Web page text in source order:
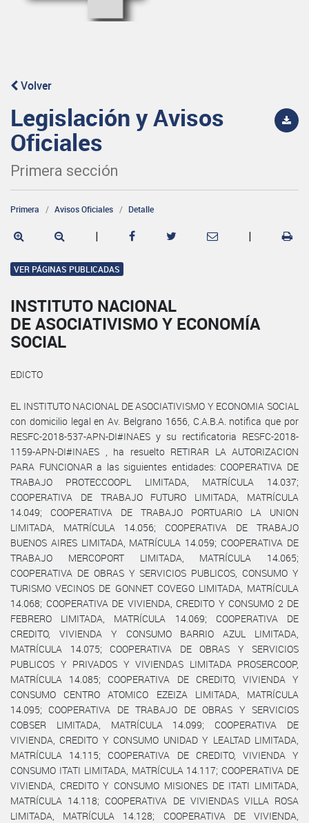
Volver
Legislación y Avisos
Oficiales
Primera sección
Primera Avisos Oficiales Detalle
| |
VER PÁGINAS PUBLICADAS
INSTITUTO NACIONAL
DE ASOCIATIVISMO Y ECONOMÍA
SOCIAL
EDICTO
EL INSTITUTO NACIONAL DE ASOCIATIVISMO Y ECONOMIA SOCIAL
con domicilio legal en Av. Belgrano 1656, C.A.B.A. notifica que por
RESFC-2018-537-APN-DI#INAES y su rectificatoria RESFC-2018-
1159-APN-DI#INAES , ha resuelto RETIRAR LA AUTORIZACION
PARA FUNCIONAR a las siguientes entidades: COOPERATIVA DE
TRABAJO PROTECCOOPL LIMITADA, MATRÍCULA 14.037;
COOPERATIVA DE TRABAJO FUTURO LIMITADA, MATRÍCULA
14.049; COOPERATIVA DE TRABAJO PORTUARIO LA UNION
LIMITADA, MATRÍCULA 14.056; COOPERATIVA DE TRABAJO
BUENOS AIRES LIMITADA, MATRÍCULA 14.059; COOPERATIVA DE
TRABAJO MERCOPORT LIMITADA, MATRÍCULA 14.065;
COOPERATIVA DE OBRAS Y SERVICIOS PUBLICOS, CONSUMO Y
TURISMO VECINOS DE GONNET COVEGO LIMITADA, MATRÍCULA
14.068; COOPERATIVA DE VIVIENDA, CREDITO Y CONSUMO 2 DE
FEBRERO LIMITADA, MATRÍCULA 14.069; COOPERATIVA DE
CREDITO, VIVIENDA Y CONSUMO BARRIO AZUL LIMITADA,
MATRÍCULA 14.075; COOPERATIVA DE OBRAS Y SERVICIOS
PUBLICOS Y PRIVADOS Y VIVIENDAS LIMITADA PROSERCOOP,
MATRÍCULA 14.085; COOPERATIVA DE CREDITO, VIVIENDA Y
CONSUMO CENTRO ATOMICO EZEIZA LIMITADA, MATRÍCULA
14.095; COOPERATIVA DE TRABAJO DE OBRAS Y SERVICIOS
COBSER LIMITADA, MATRÍCULA 14.099; COOPERATIVA DE
VIVIENDA, CREDITO Y CONSUMO UNIDAD Y LEALTAD LIMITADA,
MATRÍCULA 14.115; COOPERATIVA DE CREDITO, VIVIENDA Y
CONSUMO ITATI LIMITADA, MATRÍCULA 14.117; COOPERATIVA DE
VIVIENDA, CREDITO Y CONSUMO MISIONES DE ITATI LIMITADA,
MATRÍCULA 14.118; COOPERATIVA DE VIVIENDAS VILLA ROSA
LIMITADA, MATRÍCULA 14.128; COOPERATIVA DE VIVIENDA,